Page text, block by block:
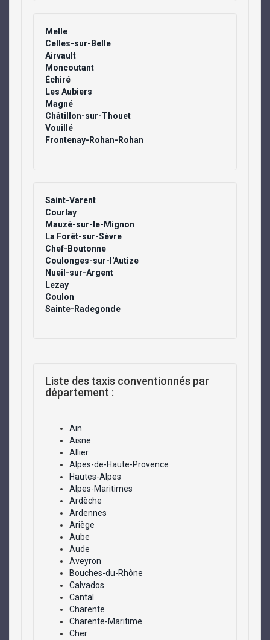
Melle
Celles-sur-Belle
Airvault
Moncoutant
Échiré
Les Aubiers
Magné
Châtillon-sur-Thouet
Vouillé
Frontenay-Rohan-Rohan
Saint-Varent
Courlay
Mauzé-sur-le-Mignon
La Forêt-sur-Sèvre
Chef-Boutonne
Coulonges-sur-l'Autize
Nueil-sur-Argent
Lezay
Coulon
Sainte-Radegonde
Liste des taxis conventionnés par
département :
Ain
Aisne
Allier
Alpes-de-Haute-Provence
Hautes-Alpes
Alpes-Maritimes
Ardèche
Ardennes
Ariège
Aube
Aude
Aveyron
Bouches-du-Rhône
Calvados
Cantal
Charente
Charente-Maritime
Cher